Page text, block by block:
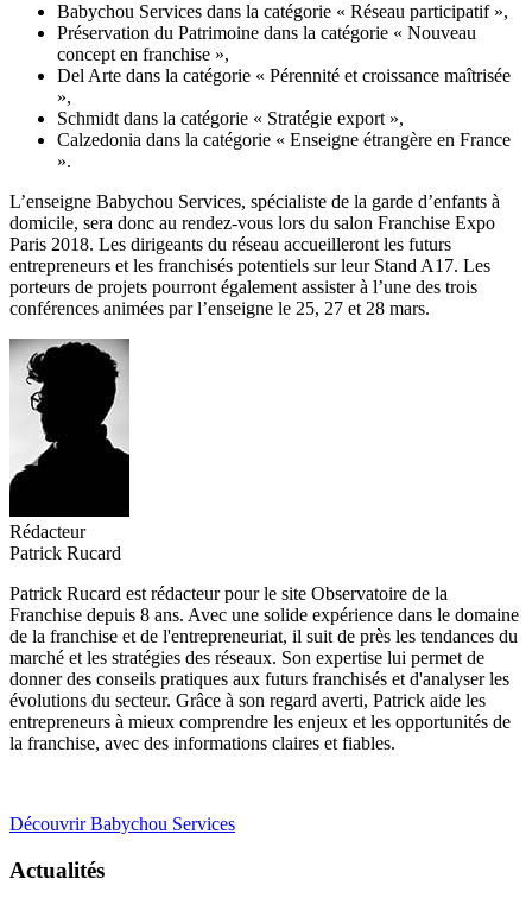
Babychou Services dans la catégorie « Réseau participatif »,
Préservation du Patrimoine dans la catégorie « Nouveau
concept en franchise »,
Del Arte dans la catégorie « Pérennité et croissance maîtrisée
»,
Schmidt dans la catégorie « Stratégie export »,
Calzedonia dans la catégorie « Enseigne étrangère en France
».
L’enseigne Babychou Services, spécialiste de la garde d’enfants à
domicile, sera donc au rendez-vous lors du salon Franchise Expo
Paris 2018. Les dirigeants du réseau accueilleront les futurs
entrepreneurs et les franchisés potentiels sur leur Stand A17. Les
porteurs de projets pourront également assister à l’une des trois
conférences animées par l’enseigne le 25, 27 et 28 mars.
Rédacteur
Patrick Rucard
Patrick Rucard est rédacteur pour le site Observatoire de la
Franchise depuis 8 ans. Avec une solide expérience dans le domaine
de la franchise et de l'entrepreneuriat, il suit de près les tendances du
marché et les stratégies des réseaux. Son expertise lui permet de
donner des conseils pratiques aux futurs franchisés et d'analyser les
évolutions du secteur. Grâce à son regard averti, Patrick aide les
entrepreneurs à mieux comprendre les enjeux et les opportunités de
la franchise, avec des informations claires et fiables.
Découvrir Babychou Services
Actualités